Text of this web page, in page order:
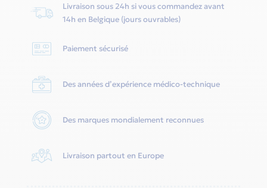
&
Livraison sous 24h si vous commandez avant
14h en Belgique (jours ouvrables)
Paiement sécurisé
Des années d’expérience médico-technique
Des marques mondialement reconnues
Livraison partout en Europe